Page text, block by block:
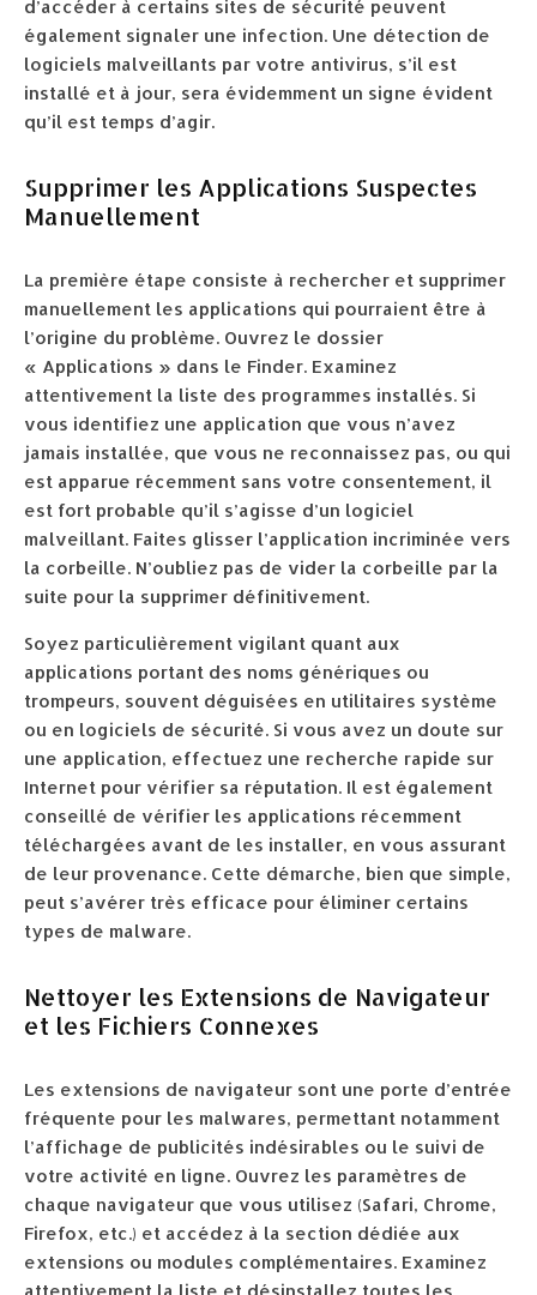
d’accéder à certains sites de sécurité peuvent
également signaler une infection. Une détection de
logiciels malveillants par votre antivirus, s’il est
installé et à jour, sera évidemment un signe évident
qu’il est temps d’agir.
Supprimer les Applications Suspectes
Manuellement
La première étape consiste à rechercher et supprimer
manuellement les applications qui pourraient être à
l’origine du problème. Ouvrez le dossier
« Applications » dans le Finder. Examinez
attentivement la liste des programmes installés. Si
vous identifiez une application que vous n’avez
jamais installée, que vous ne reconnaissez pas, ou qui
est apparue récemment sans votre consentement, il
est fort probable qu’il s’agisse d’un logiciel
malveillant. Faites glisser l’application incriminée vers
la corbeille. N’oubliez pas de vider la corbeille par la
suite pour la supprimer définitivement.
Soyez particulièrement vigilant quant aux
applications portant des noms génériques ou
trompeurs, souvent déguisées en utilitaires système
ou en logiciels de sécurité. Si vous avez un doute sur
une application, effectuez une recherche rapide sur
Internet pour vérifier sa réputation. Il est également
conseillé de vérifier les applications récemment
téléchargées avant de les installer, en vous assurant
de leur provenance. Cette démarche, bien que simple,
peut s’avérer très efficace pour éliminer certains
types de malware.
Nettoyer les Extensions de Navigateur
et les Fichiers Connexes
Les extensions de navigateur sont une porte d’entrée
fréquente pour les malwares, permettant notamment
l’affichage de publicités indésirables ou le suivi de
votre activité en ligne. Ouvrez les paramètres de
chaque navigateur que vous utilisez (Safari, Chrome,
Firefox, etc.) et accédez à la section dédiée aux
extensions ou modules complémentaires. Examinez